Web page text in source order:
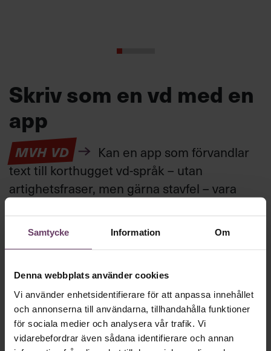
Samtycke Information Om
Denna webbplats använder cookies
Vi använder enhetsidentifierare för att anpassa innehållet
och annonserna till användarna, tillhandahålla funktioner
för sociala medier och analysera vår trafik. Vi
vidarebefordrar även sådana identifierare och annan
Skriv som en vd med en
app
MVH VD
Kan en app som förvandlar
text till korthugget vd-språk – utan
artighetsfraser, men gärna stavfel – vara
toppcheferna?
Text:Fredrik Kullberg
Publicerad2026-08-07